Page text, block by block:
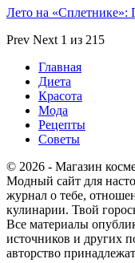
Лето на «Сплетнике»:
Prev Next 1 из 215
Главная
Диета
Красота
Мода
Рецепты
Советы
© 2026 - Магазин
Модный сайт для
журнал о тебе,
кулинарии. Твой
Все материалы
источников и других
авторство